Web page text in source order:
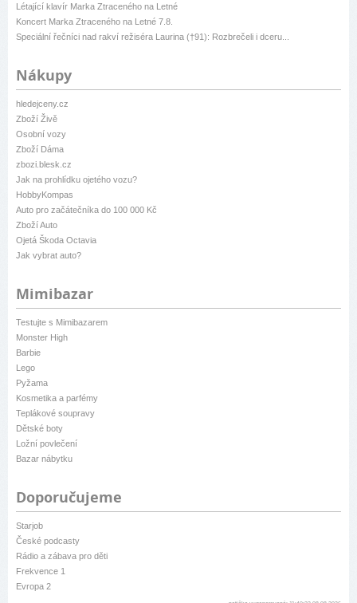
Létající klavír Marka Ztraceného na Letné
Koncert Marka Ztraceného na Letné 7.8.
Speciální řečníci nad rakví režiséra Laurina (†91): Rozbrečeli i dceru...
Nákupy
hledejceny.cz
Zboží Živě
Osobní vozy
Zboží Dáma
zbozi.blesk.cz
Jak na prohlídku ojetého vozu?
HobbyKompas
Auto pro začátečníka do 100 000 Kč
Zboží Auto
Ojetá Škoda Octavia
Jak vybrat auto?
Mimibazar
Testujte s Mimibazarem
Monster High
Barbie
Lego
Pyžama
Kosmetika a parfémy
Teplákové soupravy
Dětské boty
Ložní povlečení
Bazar nábytku
Doporučujeme
Starjob
České podcasty
Rádio a zábava pro děti
Frekvence 1
Evropa 2